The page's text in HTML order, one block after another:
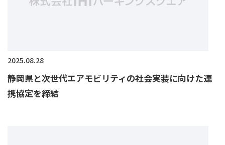
2025.08.28
静岡県と次世代エアモビリティの社会実装に向けた連
携協定を締結